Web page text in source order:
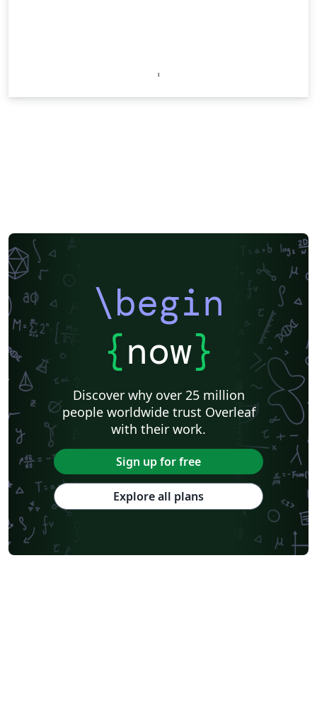
\begin
{now}
Discover why over 25 million
people worldwide trust Overleaf
with their work.
Sign up for free
Explore all plans